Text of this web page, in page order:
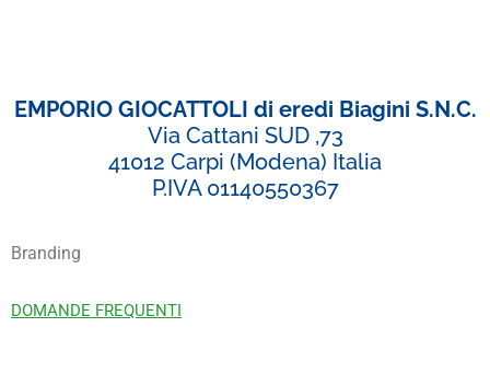
EMPORIO GIOCATTOLI di eredi Biagini S.N.C.
Via Cattani SUD ,73
41012 Carpi (Modena) Italia
P.IVA 01140550367
Branding
DOMANDE FREQUENTI